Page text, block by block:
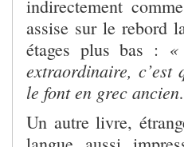
indirectement
assise sur le rebord
étages plus bas :
extraordinaire, c’est
le font en grec
Un autre livre,